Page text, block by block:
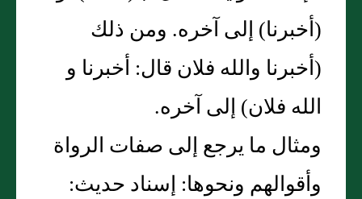
‏(‏أخبرنا‏)‏ إلى آخره‏.‏ ومن ذلك
‏(‏أخبرنا والله فلان قال‏:‏ أخبرنا و
الله فلان‏)‏ إلى آخره‏.‏
ومثال ما يرجع إلى صفات الرواة
وأقوالهم ونحوها‏:‏ إسناد حديث‏:‏